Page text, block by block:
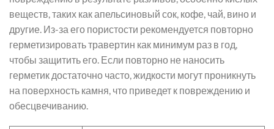
веществ, таких как апельсиновый сок, кофе, чай, вино и
другие. Из-за его пористости рекомендуется повторно
герметизировать травертин как минимум раз в год,
чтобы защитить его. Если повторно не наносить
герметик достаточно часто, жидкости могут проникнуть
на поверхность камня, что приведет к повреждению и
обесцвечиванию.